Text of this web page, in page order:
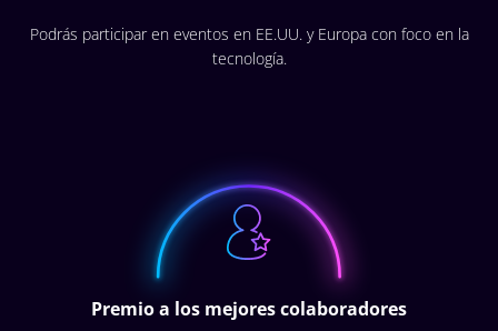
Podrás participar en eventos en EE.UU. y Europa con foco en la
tecnología.
Premio a los mejores colaboradores